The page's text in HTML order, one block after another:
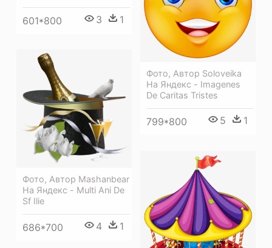
601*800 3 1
Фото, Автор Soloveika
На Яндекс - Imagenes
De Caritas Tristes
799*800 5 1
Фото, Автор Mashanbear
На Яндекс - Multi Ani De
Sf Ilie
686*700 4 1